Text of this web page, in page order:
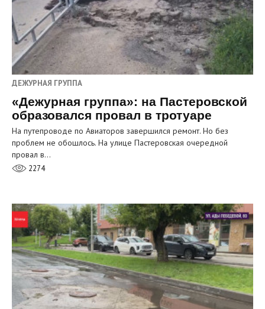
ДЕЖУРНАЯ ГРУППА
«Дежурная группа»: на Пастеровской
образовался провал в тротуаре
На путепроводе по Авиаторов завершился ремонт. Но без
проблем не обошлось. На улице Пастеровская очередной
провал в…
2274